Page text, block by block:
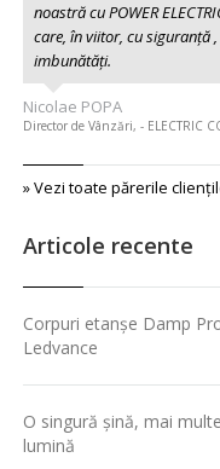
noastră cu POWER
care, în viitor, cu siguranță
imbunătăți.
Nicolae POPA
Director de Vânzări, - ELECTRIC
» Vezi toate părerile
Articole recente
Corpuri etanșe Damp
Ledvance
O singură șină, mai
lumină